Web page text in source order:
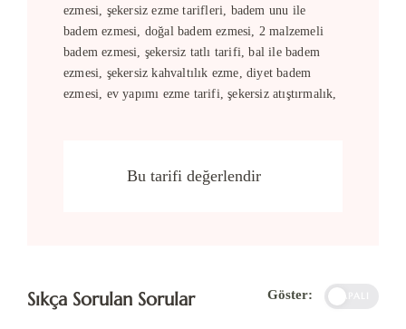
ezmesi, şekersiz ezme tarifleri, badem unu ile
badem ezmesi, doğal badem ezmesi, 2 malzemeli
badem ezmesi, şekersiz tatlı tarifi, bal ile badem
ezmesi, şekersiz kahvaltılık ezme, diyet badem
ezmesi, ev yapımı ezme tarifi, şekersiz atıştırmalık,
Bu tarifi değerlendir
Sıkça Sorulan Sorular Göster: KAPALI